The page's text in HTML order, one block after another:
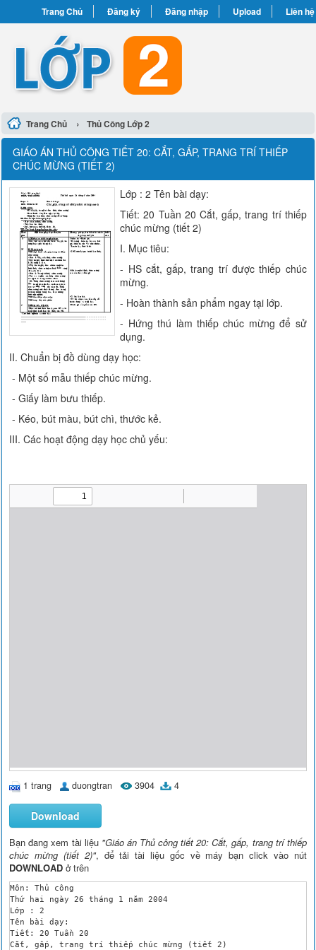
Trang Chủ Đăng ký Đăng nhập Upload Liên hệ
Trang Chủ › Thủ Công Lớp 2
GIÁO ÁN THỦ CÔNG TIẾT 20: CẮT, GẤP, TRANG TRÍ THIẾP
CHÚC MỪNG (TIẾT 2)
Lớp : 2 Tên bài dạy:
Tiết: 20 Tuần 20 Cắt, gấp, trang trí thiếp
chúc mừng (tiết 2)
I. Mục tiêu:
- HS cắt, gấp, trang trí được thiếp chúc
mừng.
- Hoàn thành sản phẩm ngay tại lớp.
- Hứng thú làm thiếp chúc mừng để sử
dụng.
II. Chuẩn bị đồ dùng dạy học:
- Một số mẫu thiếp chúc mừng.
- Giấy làm bưu thiếp.
- Kéo, bút màu, bút chì, thước kẻ.
III. Các hoạt động dạy học chủ yếu:
1 trang duongtran 3904 4
Download
Bạn đang xem tài liệu "Giáo án Thủ công tiết 20: Cắt, gấp, trang trí thiếp
chúc mừng (tiết 2)", để tải tài liệu gốc về máy bạn click vào nút
DOWNLOAD ở trên
Môn: Thủ công
Thứ hai ngày 26 tháng 1 năm 2004
Lớp : 2
Tên bài dạy:
Tiết: 20 Tuần 20
Cắt, gấp, trang trí thiếp chúc mừng (tiết 2)